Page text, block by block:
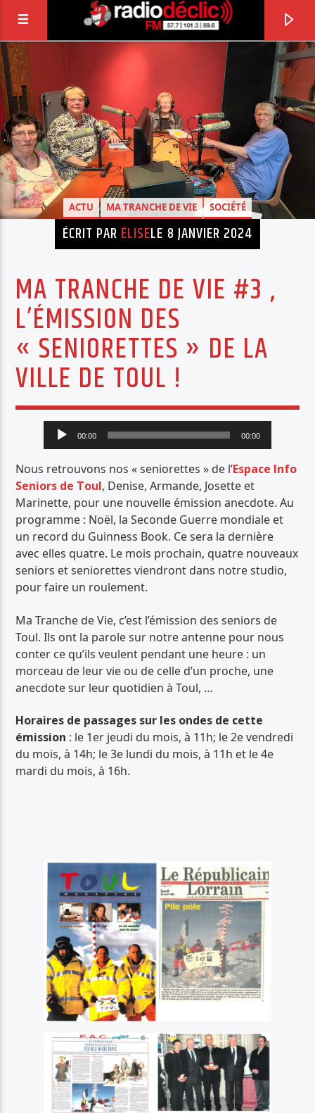
RADIO DÉCLIC
VOTRE RADIO ASSOCIATIVE EN TERRES DE
LORRAINE
PISTE ACTUELLE
ARCHIBALD
PASCAL AYERBE
Radio Déclic
ACTU MA TRANCHE DE VIE SOCIÉTÉ
ÉCRIT PAR ÉLISELE 8 JANVIER 2024
MA TRANCHE DE VIE #3 ,
L’ÉMISSION DES
« SENIORETTES » DE LA
VILLE DE TOUL !
Lecteur
audio
00:00 00:00
Nous retrouvons nos « seniorettes » de l’Espace Info
Seniors de Toul, Denise, Armande, Josette et
Marinette, pour une nouvelle émission anecdote. Au
programme : Noël, la Seconde Guerre mondiale et
un record du Guinness Book. Ce sera la dernière
avec elles quatre. Le mois prochain, quatre nouveaux
seniors et seniorettes viendront dans notre studio,
pour faire un roulement.
Ma Tranche de Vie, c’est l’émission des seniors de
Toul. Ils ont la parole sur notre antenne pour nous
conter ce qu’ils veulent pendant une heure : un
morceau de leur vie ou de celle d’un proche, une
anecdote sur leur quotidien à Toul, …
Horaires de passages sur les ondes de cette
émission : le 1er jeudi du mois, à 11h; le 2e vendredi
du mois, à 14h; le 3e lundi du mois, à 11h et le 4e
mardi du mois, à 16h.